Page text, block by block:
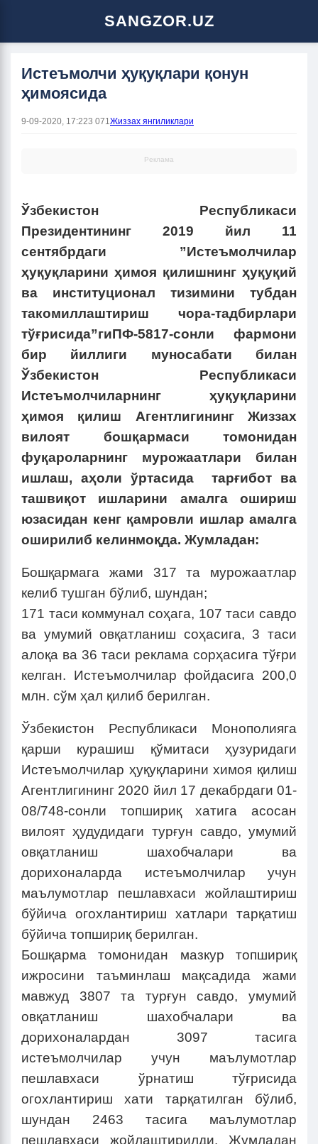
SANGZOR.UZ
Истеъмолчи ҳуқуқлари қонун
ҳимоясида
9-09-2020, 17:223 071Жиззах янгиликлари
Реклама
Ўзбекистон Республикаси
Президентининг 2019 йил 11
сентябрдаги ”Истеъмолчилар
ҳуқуқларини ҳимоя қилишнинг ҳуқуқий
ва институционал тизимини тубдан
такомиллаштириш чора-тадбирлари
тўғрисида”гиПФ-5817-сонли фармони
бир йиллиги муносабати билан
Ўзбекистон Республикаси
Истеъмолчиларнинг ҳуқуқларини
ҳимоя қилиш Агентлигининг Жиззах
вилоят бошқармаси томонидан
фуқароларнинг мурожаатлари билан
ишлаш, аҳоли ўртасида тарғибот ва
ташвиқот ишларини амалга ошириш
юзасидан кенг қамровли ишлар амалга
оширилиб келинмоқда. Жумладан:
Бошқармага жами 317 та мурожаатлар
келиб тушган бўлиб, шундан;
171 таси коммунал соҳага, 107 таси савдо
ва умумий овқатланиш соҳасига, 3 таси
алоқа ва 36 таси реклама сорҳасига тўғри
келган. Истеъмолчилар фойдасига 200,0
млн. сўм ҳал қилиб берилган.
Ўзбекистон Республикаси Монополияга
қарши курашиш қўмитаси ҳузуридаги
Истеъмолчилар ҳуқуқларини химоя қилиш
Агентлигининг 2020 йил 17 декабрдаги 01-
08/748-сонли топшириқ хатига асосан
вилоят ҳудудидаги турғун савдо, умумий
овқатланиш шахобчалари ва
дорихоналарда истеъмолчилар учун
маълумотлар пешлавхаси жойлаштириш
бўйича огохлантириш хатлари тарқатиш
бўйича топшириқ берилган.
Бошқарма томонидан мазкур топшириқ
ижросини таъминлаш мақсадида жами
мавжуд 3807 та турғун савдо, умумий
овқатланиш шахобчалари ва
дорихоналардан 3097 тасига
истеъмолчилар учун маълумотлар
пешлавхаси ўрнатиш тўғрисида
огохлантириш хати тарқатилган бўлиб,
шундан 2463 тасига маълумотлар
пешлавхаси жойлаштирилди. Жумладан